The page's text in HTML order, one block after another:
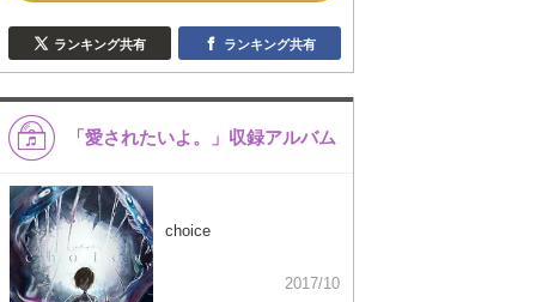
ランキング共有 ランキング共有
「愛されたいよ。」収録アルバム
choice
2017/10